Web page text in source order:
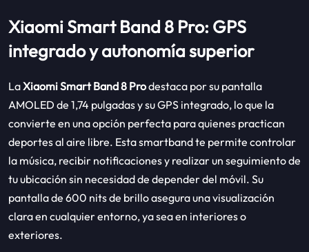
Xiaomi Smart Band 8 Pro: GPS
integrado y autonomía superior
LaXiaomi Smart Band 8 Prodestaca por su pantalla
AMOLED de 1,74 pulgadas y su GPS integrado, lo que la
convierte en una opción perfecta para quienes practican
deportes al aire libre. Esta smartband te permite controlar
la música, recibir notificaciones y realizar un seguimiento de
tu ubicación sin necesidad de depender del móvil. Su
pantalla de 600 nits de brillo asegura una visualización
clara en cualquier entorno, ya sea en interiores o
exteriores.